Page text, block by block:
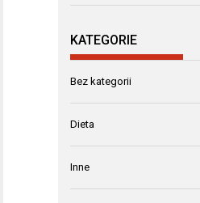
KATEGORIE
Bez kategorii
Dieta
Inne